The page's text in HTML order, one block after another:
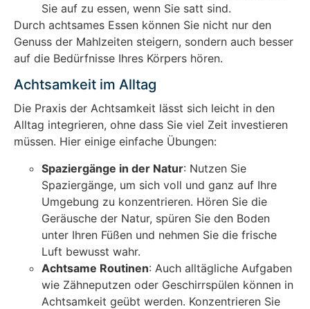
Sie auf zu essen, wenn Sie satt sind.
Durch achtsames Essen können Sie nicht nur den
Genuss der Mahlzeiten steigern, sondern auch besser
auf die Bedürfnisse Ihres Körpers hören.
Achtsamkeit im Alltag
Die Praxis der Achtsamkeit lässt sich leicht in den
Alltag integrieren, ohne dass Sie viel Zeit investieren
müssen. Hier einige einfache Übungen:
Spaziergänge in der Natur: Nutzen Sie
Spaziergänge, um sich voll und ganz auf Ihre
Umgebung zu konzentrieren. Hören Sie die
Geräusche der Natur, spüren Sie den Boden
unter Ihren Füßen und nehmen Sie die frische
Luft bewusst wahr.
Achtsame Routinen: Auch alltägliche Aufgaben
wie Zähneputzen oder Geschirrspülen können in
Achtsamkeit geübt werden. Konzentrieren Sie